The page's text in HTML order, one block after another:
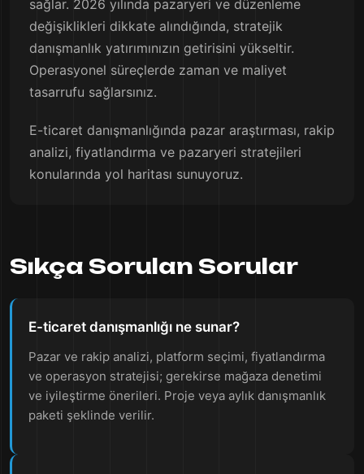
sağlar. 2026 yılında pazaryeri ve düzenleme
değişiklikleri dikkate alındığında, stratejik
danışmanlık yatırımınızın getirisini yükseltir.
Operasyonel süreçlerde zaman ve maliyet
tasarrufu sağlarsınız.
E-ticaret danışmanlığında pazar araştırması, rakip
analizi, fiyatlandırma ve pazaryeri stratejileri
konularında yol haritası sunuyoruz.
Sıkça Sorulan Sorular
E-ticaret danışmanlığı ne sunar?
Pazar ve rakip analizi, platform seçimi, fiyatlandırma
ve operasyon stratejisi; gerekirse mağaza denetimi
ve iyileştirme önerileri. Proje veya aylık danışmanlık
paketi şeklinde verilir.